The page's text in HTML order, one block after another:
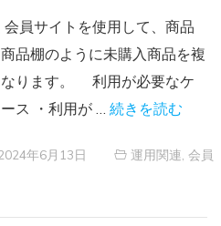
員サイトを使用して、商品
品棚のように未購入商品を複
なります。 利用が必要なケ
ス ・利用が … 続きを読む
年6月13日 運用関連 会員